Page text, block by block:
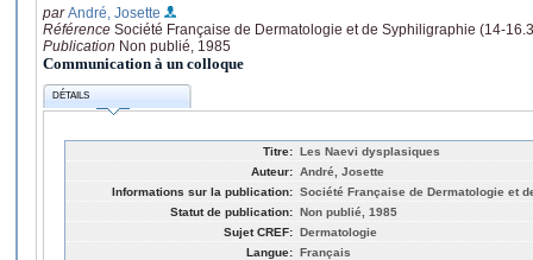
parAndré, Josette
Référence Société Française de Dermatologie et de Syphiligraphie (14-
Publication Non publié, 1985
Communication à un colloque
DÉTAILS
Titre: Les Naevi dysplasiques
Auteur: André, Josette
Informations sur la publication: Société Française de Dermatologie et
Statut de publication: Non publié, 1985
Sujet CREF: Dermatologie
Langue: Français